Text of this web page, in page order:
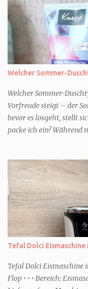
Welcher Sommer-
Welcher Sommer-
Vorfreude steigt – der
bevor es losgeht, stellt
packe ich ein? Während
Urlaub Entspannung
uns doch herausfinden,
GENIESSER Egal, ob
gutes Essen, ein guter
dazu. Ihr liebt es
einfach jeden Moment.
Hier empfehle ich
einem frisch-fruchtigen
“ Sommer Flirt ...
Tefal Dolci Eismaschine
Tefal Dolci Eismaschine
Flop • • • Bereich: